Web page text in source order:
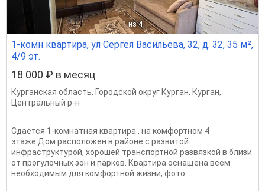
1 из 4
1-комн квартира, ул Сергея Васильева, 32, д. 32, 35 м²,
4/9 эт.
18 000 ₽ в месяц
Курганская область, Городской округ Курган, Курган,
Центральный р-н
Сдается 1-комнатная квартира , на комфортном 4
этаже.Дом расположен в районе с развитой
инфраструктурой, хорошей транспортной развязкой в близи
от прогулочных зон и парков. Квартира оснащена всем
необходимым для комфортной жизни, фото...